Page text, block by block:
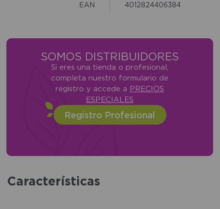
EAN 4012824406384
SOMOS DISTRIBUIDORES
Si eres una tienda o profesional,
completa nuestro formulario de
registro y accede a PRECIOS
ESPECIALES
Registro Profesional
Características